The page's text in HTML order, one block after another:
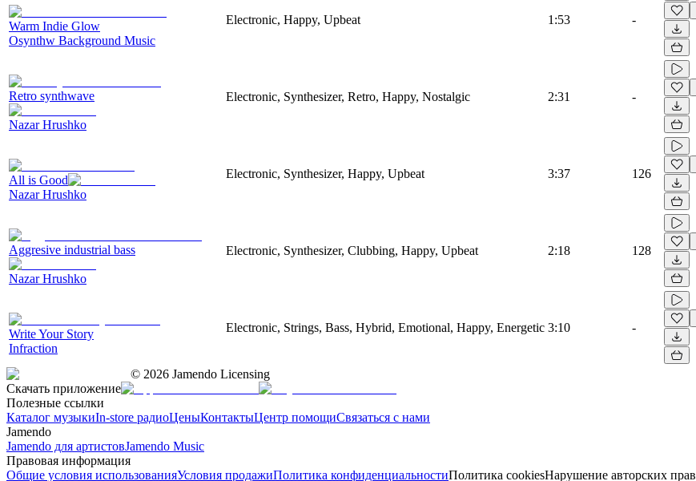
Warm Indie Glow
Osynthw Background Music
Electronic, Happy, Upbeat 1:53 -
Retro synthwave
Nazar Hrushko
Electronic, Synthesizer, Retro, Happy, Nostalgic 2:31 -
All is Good
Nazar Hrushko
Electronic, Synthesizer, Happy, Upbeat 3:37 126
Aggresive industrial bass
Nazar Hrushko
Electronic, Synthesizer, Clubbing, Happy, Upbeat 2:18 128
Write Your Story
Infraction
Electronic, Strings, Bass, Hybrid, Emotional, Happy, Energetic 3:10 -
© 2026 Jamendo Licensing
Скачать приложение
Полезные ссылки
Каталог музыкиIn-store радиоЦеныКонтактыЦентр помощиСвязаться с нами
Jamendo
Jamendo для артистовJamendo Music
Правовая информация
Общие условия использованияУсловия продажиПолитика конфиденциальностиПолитика cookiesНарушение авторских прав